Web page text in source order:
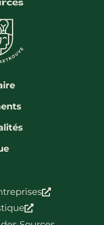
cœur